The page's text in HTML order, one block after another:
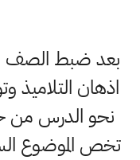
بعد ضبط الصف
اذهان التلاميذ
نحو الدرس من
تخص الموضوع